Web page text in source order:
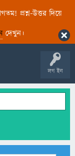
প্রশ্ন-উত্তর দিয়ে
দেখুন।
লগ ইন